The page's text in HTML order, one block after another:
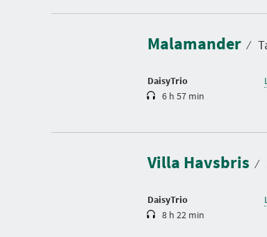
Malamander ⁄
DaisyTrio
r
t
i
6 h 57 min
Villa Havsbris ⁄
DaisyTrio
r
t
i
8 h 22 min